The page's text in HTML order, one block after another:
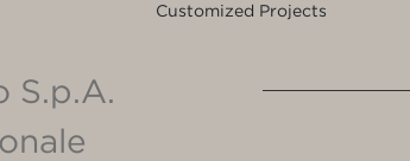
Customized Projects
S.p.A.